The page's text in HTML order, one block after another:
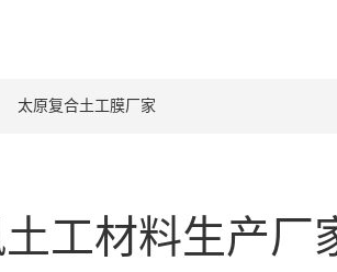
太原复合土工膜厂家
工材料生产厂